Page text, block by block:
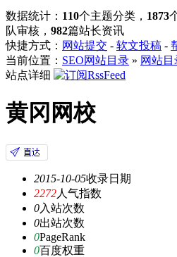
数据统计： 110个主题分类， 1873
队审核， 982篇站长资讯
快捷方式： 网站提交 - 软文投稿 -
当前位置： SEO网站目录 » 网站目
站点详细
黄冈网校
2015-10-05收录日期
2272人气指数
0入站次数
0出站次数
0PageRank
0百度权重